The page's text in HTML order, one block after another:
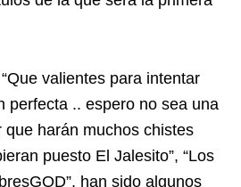
valientes para intentar
perfecta .. espero no sea una
que harán muchos chistes
puesto El Jalesito”, “Los
han sido algunos